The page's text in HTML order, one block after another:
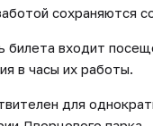
сохраняются
билета входит
в часы их работы.
для